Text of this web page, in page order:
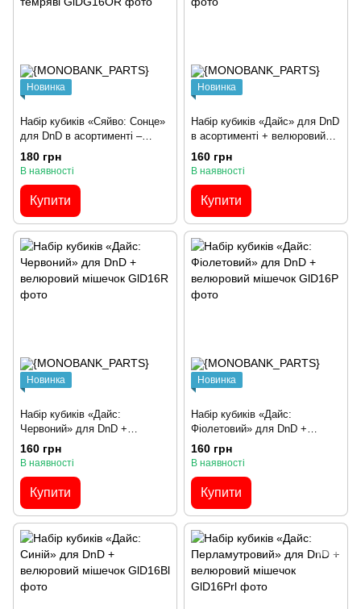
Новинка
Набір кубиків «Сяйво: Сонце»
для DnD в асортименті –
світиться в темряві
180 грн
В наявності
Купити
Новинка
Набір кубиків «Дайс» для DnD
в асортименті + велюровий
мішечок
160 грн
В наявності
Купити
Новинка
Набір кубиків «Дайс:
Червоний» для DnD +
велюровий мішечок
160 грн
В наявності
Купити
Новинка
Набір кубиків «Дайс:
Фіолетовий» для DnD +
велюровий мішечок
160 грн
В наявності
Купити